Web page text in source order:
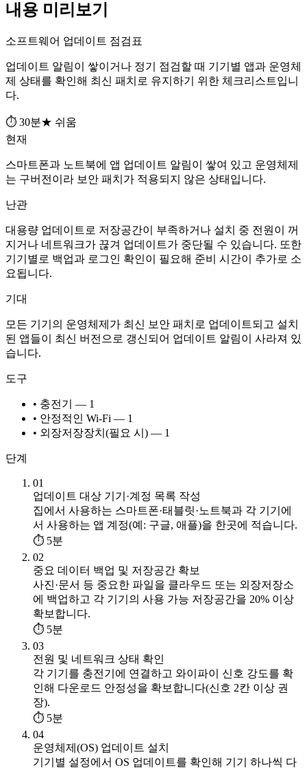
내용 미리보기
소프트웨어 업데이트 점검표
업데이트 알림이 쌓이거나 정기 점검할 때 기기별 앱과 운영체
제 상태를 확인해 최신 패치로 유지하기 위한 체크리스트입니
다.
⏱ 30분★ 쉬움
현재
스마트폰과 노트북에 앱 업데이트 알림이 쌓여 있고 운영체제
는 구버전이라 보안 패치가 적용되지 않은 상태입니다.
난관
대용량 업데이트로 저장공간이 부족하거나 설치 중 전원이 꺼
지거나 네트워크가 끊겨 업데이트가 중단될 수 있습니다. 또한
기기별로 백업과 로그인 확인이 필요해 준비 시간이 추가로 소
요됩니다.
기대
모든 기기의 운영체제가 최신 보안 패치로 업데이트되고 설치
된 앱들이 최신 버전으로 갱신되어 업데이트 알림이 사라져 있
습니다.
도구
• 충전기 — 1
• 안정적인 Wi-Fi — 1
• 외장저장장치(필요 시) — 1
단계
01
업데이트 대상 기기·계정 목록 작성
집에서 사용하는 스마트폰·태블릿·노트북과 각 기기에
서 사용하는 앱 계정(예: 구글, 애플)을 한곳에 적습니다.
⏱ 5분
02
중요 데이터 백업 및 저장공간 확보
사진·문서 등 중요한 파일을 클라우드 또는 외장저장소
에 백업하고 각 기기의 사용 가능 저장공간을 20% 이상
확보합니다.
⏱ 5분
03
전원 및 네트워크 상태 확인
각 기기를 충전기에 연결하고 와이파이 신호 강도를 확
인해 다운로드 안정성을 확보합니다(신호 2칸 이상 권
장).
⏱ 5분
04
운영체제(OS) 업데이트 설치
기기별 설정에서 OS 업데이트를 확인해 기기 하나씩 다